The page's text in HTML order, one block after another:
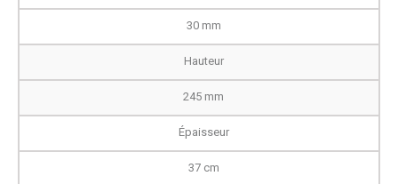
30 mm
Hauteur
245 mm
Épaisseur
37 cm